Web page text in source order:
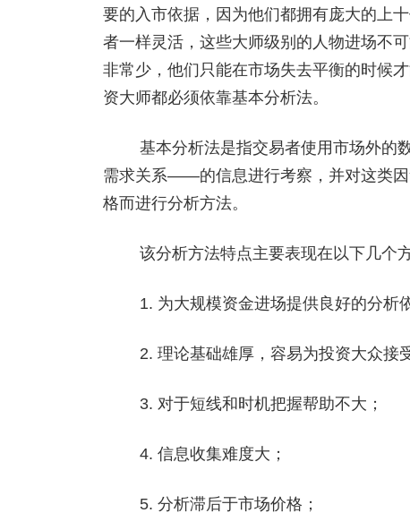
要的入市依据，因为他们都拥有庞大的上
者一样灵活，这些大师级别的人物进场不
非常少，他们只能在市场失去平衡的时候
资大师都必须依靠基本分析法。
基本分析法是指交易者使用市场外的
需求关系――的信息进行考察，并对这类
格而进行分析方法。
该分析方法特点主要表现在以下几个方
1. 为大规模资金进场提供良好的分析依
2. 理论基础雄厚，容易为投资大众接
3. 对于短线和时机把握帮助不大；
4. 信息收集难度大；
5. 分析滞后于市场价格；